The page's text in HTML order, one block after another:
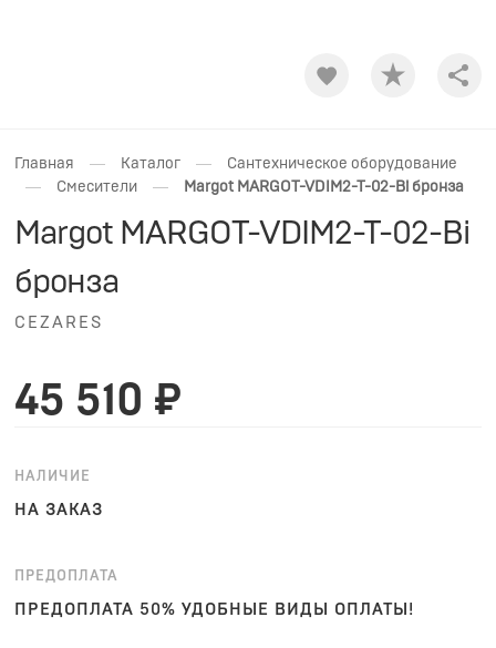
Главная — Каталог — Сантехническое оборудование
— Смесители — Margot MARGOT-VDIM2-T-02-Bi бронза
Margot MARGOT-VDIM2-T-02-Bi
бронза
CEZARES
45 510 ₽
НАЛИЧИЕ
НА ЗАКАЗ
ПРЕДОПЛАТА
ПРЕДОПЛАТА 50% УДОБНЫЕ ВИДЫ ОПЛАТЫ!